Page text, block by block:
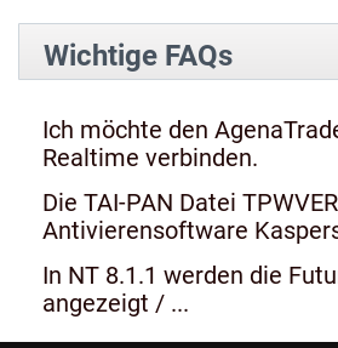
Wichtige FAQs
Ich möchte den
Realtime verbinden.
Die TAI-PAN Datei
Antivierensoftware
In NT 8.1.1 werden die
angezeigt / ...